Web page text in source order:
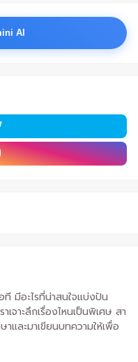
AI
มีอะไรที่น่าสนใจแบ่งปัน
เจาะลึกเรื่องไหนเป็นพิเศษ สา
าและมาเขียนบทความให้เพื่อ